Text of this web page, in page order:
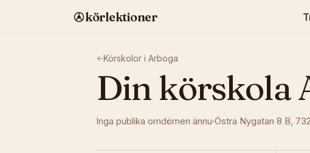
körlektioner
Körskolor i Arboga
Din körskola
Inga publika omdömen ännu Östra Nygatan 8 B,